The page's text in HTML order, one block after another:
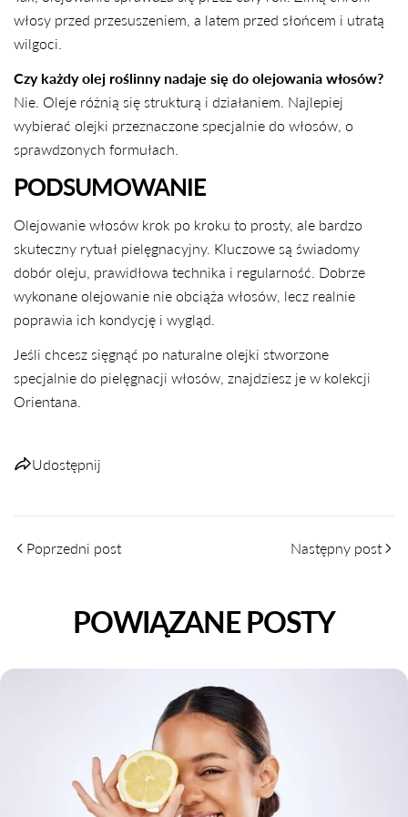
włosy przed przesuszeniem, a latem przed słońcem i utratą
wilgoci.
Czy każdy olej roślinny nadaje się do olejowania włosów?
Nie. Oleje różnią się strukturą i działaniem. Najlepiej
wybierać olejki przeznaczone specjalnie do włosów, o
sprawdzonych formułach.
PODSUMOWANIE
Olejowanie włosów krok po kroku to prosty, ale bardzo
skuteczny rytuał pielęgnacyjny. Kluczowe są świadomy
dobór oleju, prawidłowa technika i regularność. Dobrze
wykonane olejowanie nie obciąża włosów, lecz realnie
poprawia ich kondycję i wygląd.
Jeśli chcesz sięgnąć po naturalne olejki stworzone
specjalnie do pielęgnacji włosów, znajdziesz je w kolekcji
Orientana.
Udostępnij
Poprzedni post Następny post
POWIĄZANE POSTY